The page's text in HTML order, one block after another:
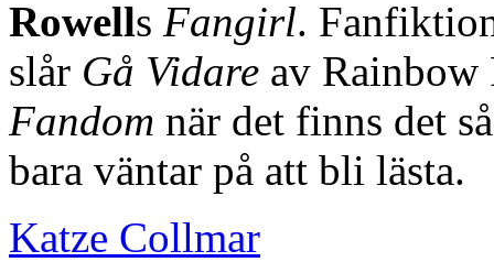
Rowells Fangirl.
slår Gå Vidare av Rainbow
Fandom när det finns det
bara väntar på att bli lästa.
Katze Collmar